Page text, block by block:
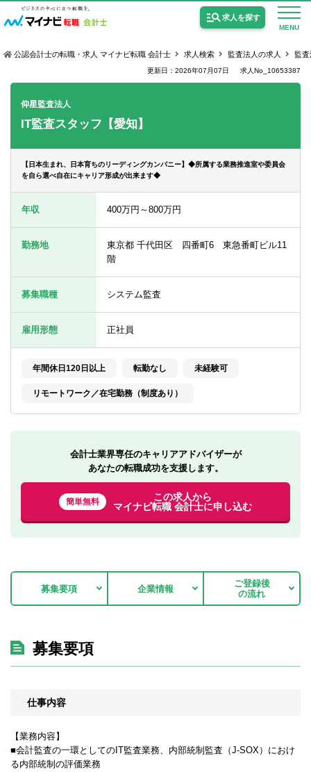
MENU
求人を探す
監査法人の求人
USCPA（米国公認会計士）の求人
個別転職相談会・セミナー
転職お役立ち情報
ご利用ガイド
非公開求人とは？
業界情報
求人情報
公認会計士の転職・求人 マイナビ転職 会計士 求人検索 監査法人の求人 監査
更新日：2026年07月07日 求人No_10653387
仰星監査法人
IT監査スタッフ【愛知】
【日本生まれ、日本育ちのリーディングカンパニー】◆所属する業務推進室や委員会
を自ら選べ自在にキャリア形成が出来ます◆
年収 400万円～800万円
勤務地
東京都 千代田区 四番町6 東急番町ビル11
階
募集職種 システム監査
雇用形態 正社員
年間休日120日以上 転勤なし 未経験可
リモートワーク／在宅勤務（制度あり）
会計士業界専任のキャリアアドバイザーが
あなたの転職成功を支援します。
簡単無料
この求人から
マイナビ転職 会計士に申し込む
募集要項 企業情報
ご登録後
の流れ
募集要項
仕事内容
【業務内容】
■会計監査の一環としてのIT監査業務、内部統制監査（J-SOX）におけ
る内部統制の評価業務